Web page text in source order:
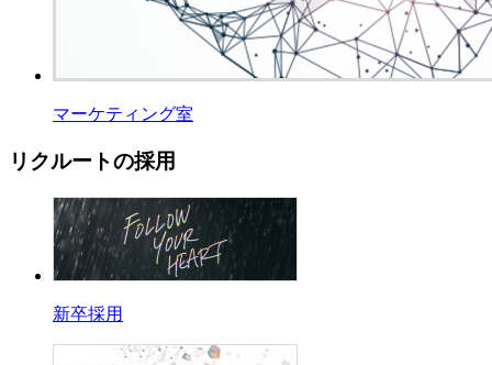
マーケティング室
リクルートの採用
新卒採用